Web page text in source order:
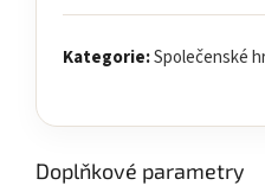
Kategorie:Společenské
Doplňkové parametry